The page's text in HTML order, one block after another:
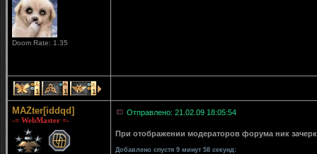
Doom Rate: 1.35
1 1 1
MAZter[iddqd]
-= WebMaster =-
Отправлено: 21.02.09 18:05:54
При отображении модераторов форума ник
Добавлено спустя 9 минут 58 секунд: